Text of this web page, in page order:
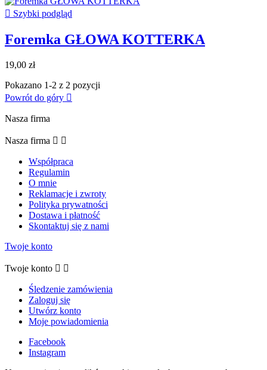
 Szybki podgląd
Foremka GŁOWA KOTTERKA
19,00 zł
Pokazano 1-2 z 2 pozycji
Powrót do góry 
Nasza firma
Nasza firma  
Współpraca
Regulamin
O mnie
Reklamacje i zwroty
Polityka prywatności
Dostawa i płatność
Skontaktuj się z nami
Twoje konto
Twoje konto  
Śledzenie zamówienia
Zaloguj się
Utwórz konto
Moje powiadomienia
Facebook
Instagram